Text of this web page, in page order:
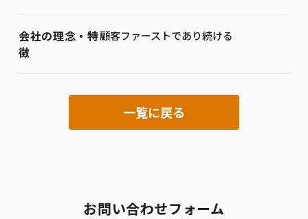
会社の理念・特
徴
顧客ファーストであり続ける
一覧に戻る
お問い合わせフォーム